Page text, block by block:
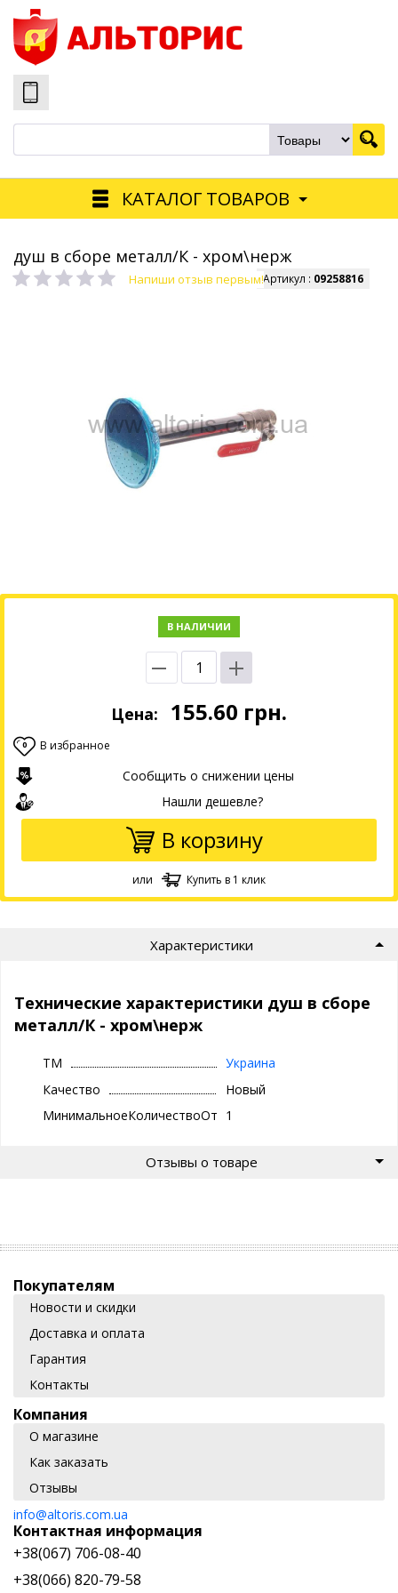
КАТАЛОГ ТОВАРОВ
душ в сборе металл/К - хром\нерж
Напиши отзыв первым!Артикул : 09258816
В НАЛИЧИИ
Цена: 155.60 грн.
0 В избранное
Сообщить о снижении цены
Нашли дешевле?
В корзину
или Купить в 1 клик
Характеристики
Технические характеристики душ в сборе
металл/К - хром\нерж
ТМ
Украина
Качество
Новый
МинимальноеКоличествоОтгрузки
1
Отзывы о товаре
Покупателям
Новости и скидки
Доставка и оплата
Гарантия
Контакты
Компания
О магазине
Как заказать
Отзывы
info@altoris.com.ua
Контактная информация
+38(067) 706-08-40
+38(066) 820-79-58